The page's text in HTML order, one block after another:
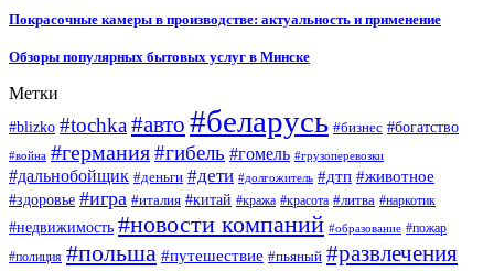
Покрасочные камеры в производстве: актуальность и применение
Обзоры популярных бытовых услуг в Минске
Метки
#blizko #tochka#авто #беларусь #бизнес #богатство
#война #германия#гибель #гомель #грузоперевозки
#дальнобойщик #деньги #дети #долгожитель #дтп #животное
#здоровье #игра #италия #китай #кража #красота #литва #наркотик
#недвижимость #новости компаний #образование #пожар
#полиция #польша #путешествие #пьяный #развлечения